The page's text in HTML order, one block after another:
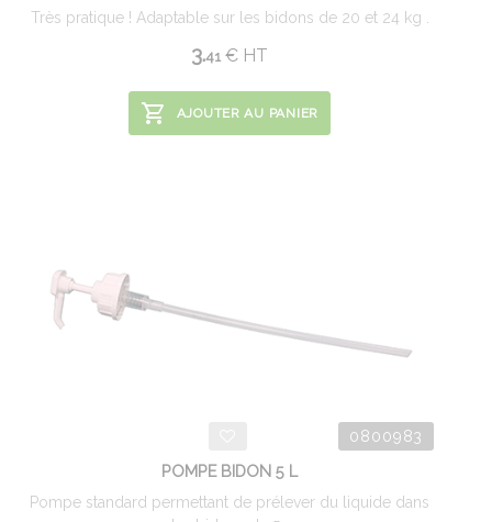
Très pratique ! Adaptable sur les bidons de 20 et 24 kg .
3.41 € HT
AJOUTER AU PANIER
0800983
POMPE BIDON 5 L
Pompe standard permettant de prélever du liquide dans